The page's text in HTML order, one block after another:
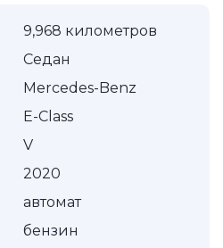
9,968 километров
Седан
Mercedes-Benz
E-Class
V
2020
автомат
бензин